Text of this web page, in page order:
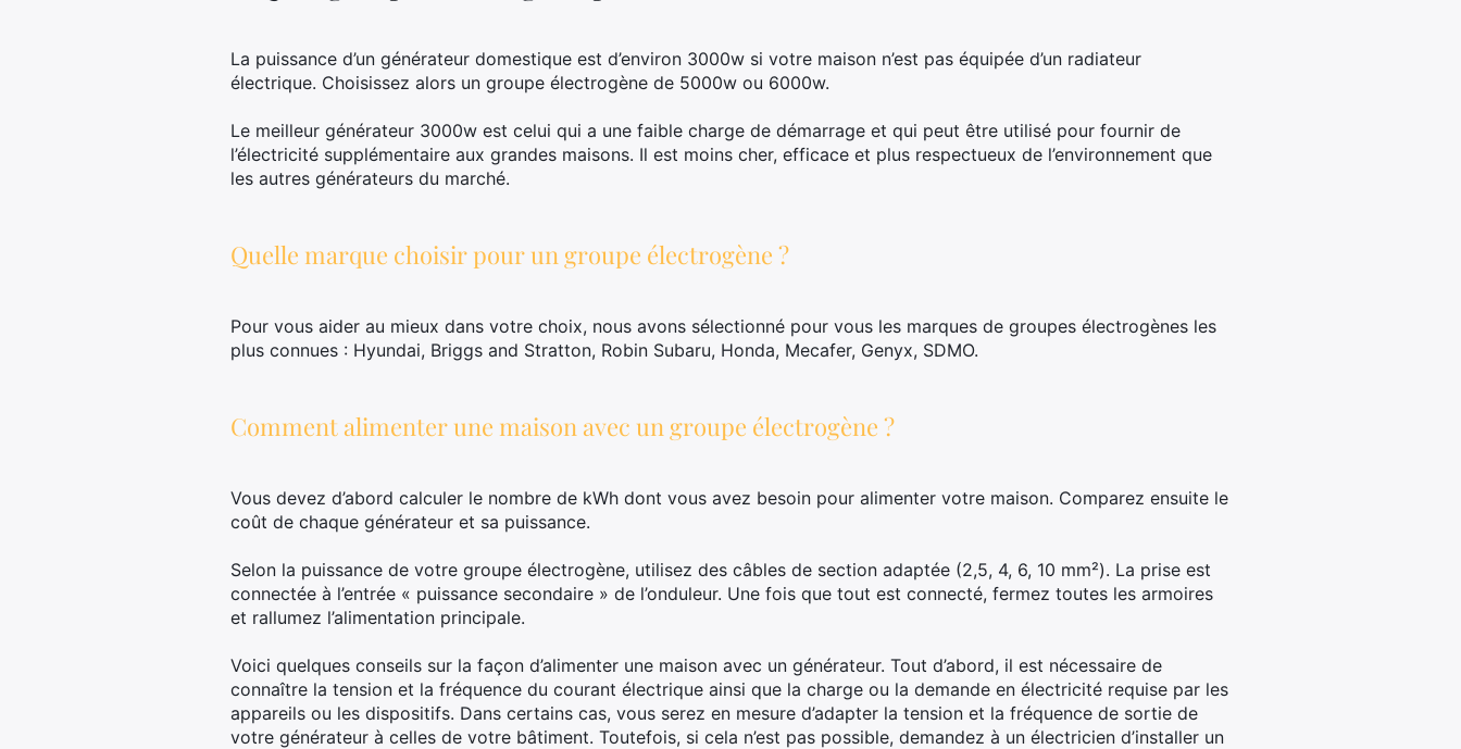
La puissance d’un générateur domestique est d’environ 3000w si votre maison n’est pas équipée d’un radiateur
électrique. Choisissez alors un groupe électrogène de 5000w ou 6000w.
Le meilleur générateur 3000w est celui qui a une faible charge de démarrage et qui peut être utilisé pour fournir de
l’électricité supplémentaire aux grandes maisons. Il est moins cher, efficace et plus respectueux de l’environnement que
les autres générateurs du marché.
Quelle marque choisir pour un groupe électrogène ?
Pour vous aider au mieux dans votre choix, nous avons sélectionné pour vous les marques de groupes électrogènes les
plus connues : Hyundai, Briggs and Stratton, Robin Subaru, Honda, Mecafer, Genyx, SDMO.
Comment alimenter une maison avec un groupe électrogène ?
Vous devez d’abord calculer le nombre de kWh dont vous avez besoin pour alimenter votre maison. Comparez ensuite le
coût de chaque générateur et sa puissance.
Selon la puissance de votre groupe électrogène, utilisez des câbles de section adaptée (2,5, 4, 6, 10 mm²). La prise est
connectée à l’entrée « puissance secondaire » de l’onduleur. Une fois que tout est connecté, fermez toutes les armoires
et rallumez l’alimentation principale.
Voici quelques conseils sur la façon d’alimenter une maison avec un générateur. Tout d’abord, il est nécessaire de
connaître la tension et la fréquence du courant électrique ainsi que la charge ou la demande en électricité requise par les
appareils ou les dispositifs. Dans certains cas, vous serez en mesure d’adapter la tension et la fréquence de sortie de
votre générateur à celles de votre bâtiment. Toutefois, si cela n’est pas possible, demandez à un électricien d’installer un